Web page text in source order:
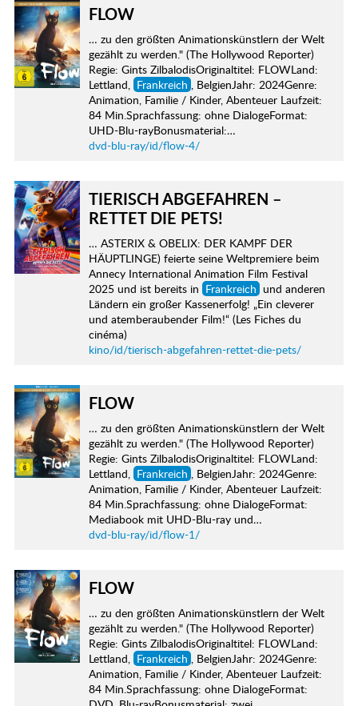
FLOW
… zu den größten Animationskünstlern der Welt
gezählt zu werden." (The Hollywood Reporter)
Regie: Gints ZilbalodisOriginaltitel: FLOWLand:
Lettland,
Frankreich , BelgienJahr: 2024Genre:
Animation, Familie / Kinder, Abenteuer Laufzeit:
84 Min.Sprachfassung: ohne DialogeFormat:
UHD-Blu-rayBonusmaterial:…
dvd-blu-ray/id/flow-4/
TIERISCH ABGEFAHREN –
RETTET DIE PETS!
… ASTERIX & OBELIX: DER KAMPF DER
HÄUPTLINGE) feierte seine Weltpremiere beim
Annecy International Animation Film Festival
2025 und ist bereits in Frankreich und anderen
Ländern ein großer Kassenerfolg! „Ein cleverer
und atemberaubender Film!“ (Les Fiches du
cinéma)
kino/id/tierisch-abgefahren-rettet-die-pets/
FLOW
… zu den größten Animationskünstlern der Welt
gezählt zu werden." (The Hollywood Reporter)
Regie: Gints ZilbalodisOriginaltitel: FLOWLand:
Lettland, Frankreich , BelgienJahr: 2024Genre:
Animation, Familie / Kinder, Abenteuer Laufzeit:
84 Min.Sprachfassung: ohne DialogeFormat:
Mediabook mit UHD-Blu-ray und…
dvd-blu-ray/id/flow-1/
FLOW
… zu den größten Animationskünstlern der Welt
gezählt zu werden." (The Hollywood Reporter)
Regie: Gints ZilbalodisOriginaltitel: FLOWLand:
Lettland, Frankreich , BelgienJahr: 2024Genre:
Animation, Familie / Kinder, Abenteuer Laufzeit:
84 Min.Sprachfassung: ohne DialogeFormat: